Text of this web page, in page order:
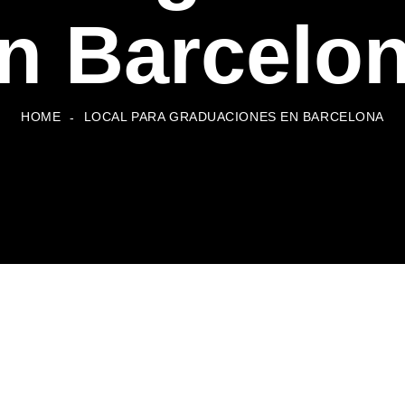
HOME - LOCAL PARA GRADUACIONES EN BARCELONA